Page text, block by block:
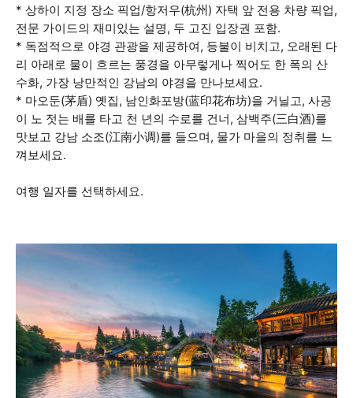
* 상하이 지정 장소 픽업/항저우(杭州) 자택 앞 전용 차량 픽업,
전문 가이드의 재미있는 설명, 두 고진 입장권 포함.
* 독점적으로 야경 관광을 제공하여, 등불이 비치고, 오래된 다
리 아래로 물이 흐르는 풍경을 아무렇게나 찍어도 한 폭의 산
수화, 가장 낭만적인 강남의 야경을 만나보세요.
* 마오둔(茅盾) 옛집, 남인화포방(蓝印花布坊)을 거닐고, 사공
이 노 젓는 배를 타고 천 년의 수로를 건너, 삼백주(三白酒)를
맛보고 강남 소조(江南小调)를 들으며, 물가 마을의 정취를 느
껴보세요.
여행 일자를 선택하세요.